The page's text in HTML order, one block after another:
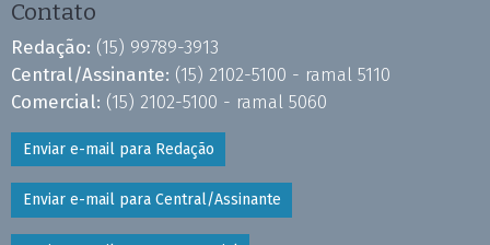
Contato
Redação: (15) 99789-3913
Central/Assinante: (15) 2102-5100 - ramal 5110
Comercial: (15) 2102-5100 - ramal 5060
Enviar e-mail para Redação
Enviar e-mail para Central/Assinante